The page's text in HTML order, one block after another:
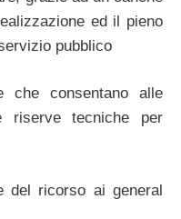
ed il pieno
pubblico
che consentano alle
riserve tecniche per
del ricorso ai general